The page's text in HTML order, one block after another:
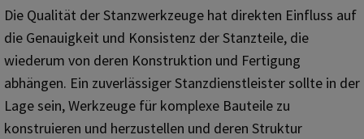
Die Qualität der Stanzwerkzeuge hat direkten Einfluss auf
die Genauigkeit und Konsistenz der Stanzteile, die
wiederum von deren Konstruktion und Fertigung
abhängen. Ein zuverlässiger Stanzdienstleister sollte in der
Lage sein, Werkzeuge für komplexe Bauteile zu
konstruieren und herzustellen und deren Struktur